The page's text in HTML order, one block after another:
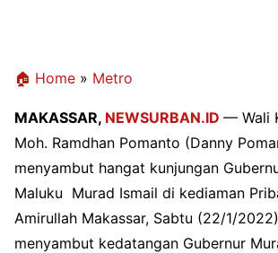
🏠 Home » Metro
MAKASSAR, NEWSURBAN.ID — Wali
Moh. Ramdhan Pomanto (Danny
menyambut hangat kunjungan
Maluku Murad Ismail di kediaman
Amirullah Makassar, Sabtu (22/1/
menyambut kedatangan Gubernur